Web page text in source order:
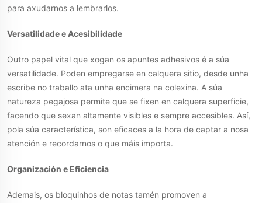
para axudarnos a lembrarlos.
Versatilidade e Acesibilidade
Outro papel vital que xogan os apuntes adhesivos é a súa
versatilidade. Poden empregarse en calquera sitio, desde unha
escribe no traballo ata unha encimera na colexina. A súa
natureza pegajosa permite que se fixen en calquera superficie,
facendo que sexan altamente visibles e sempre accesibles. Así,
pola súa característica, son eficaces a la hora de captar a nosa
atención e recordarnos o que máis importa.
Organización e Eficiencia
Ademais, os bloquinhos de notas tamén promoven a